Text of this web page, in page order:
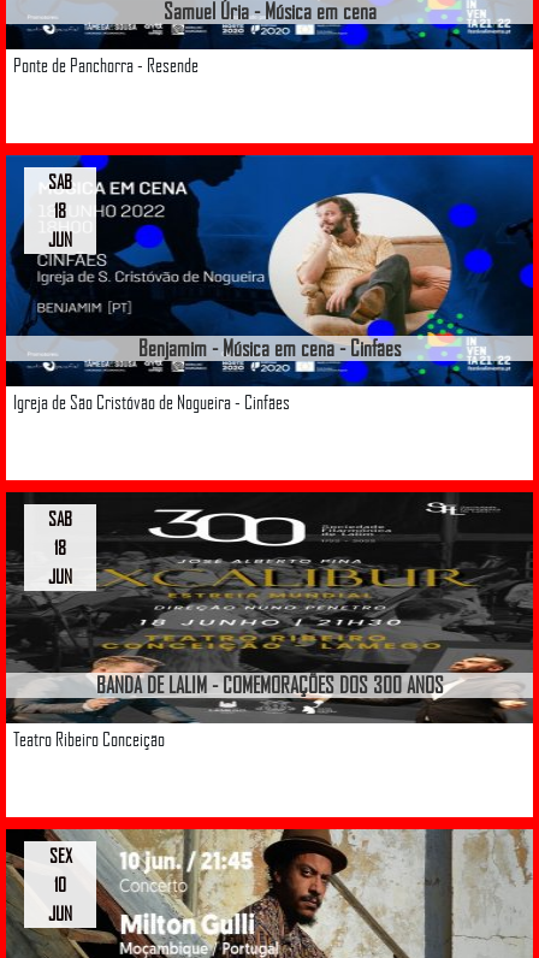
Samuel Úria - Música em cena
Ponte de Panchorra - Resende
Benjamim - Música em cena - Cinfães
Igreja de São Cristóvão de Nogueira - Cinfães
SAB
18
JUN
BANDA DE LALIM - COMEMORAÇÕES DOS 300 ANOS
Teatro Ribeiro Conceição
SAB
18
JUN
SEX
10
JUN